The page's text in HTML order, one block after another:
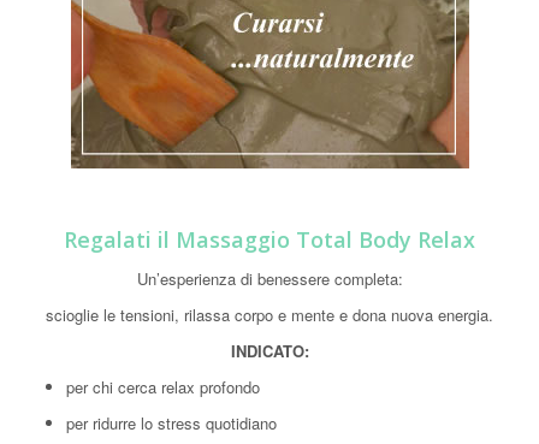
Regalati il Massaggio Total Body Relax
Un’esperienza di benessere completa:
scioglie le tensioni, rilassa corpo e mente e dona nuova energia.
INDICATO:
per chi cerca relax profondo
per ridurre lo stress quotidiano